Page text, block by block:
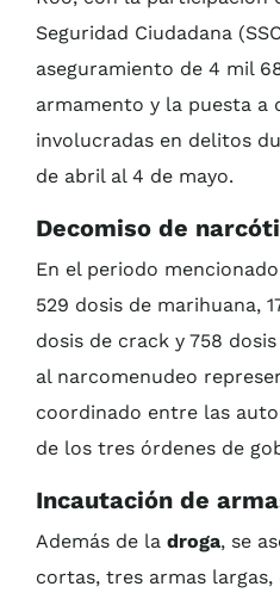
Seguridad Ciudadana
aseguramiento de 4 mil
armamento y la puesta a
involucradas en delitos
de abril al 4 de mayo.
Decomiso de
En el periodo
529 dosis de marihuana,
dosis de crack y 758
al narcomenudeo
coordinado entre las
de los tres órdenes de
Incautación de
Además de la droga, se
cortas, tres armas